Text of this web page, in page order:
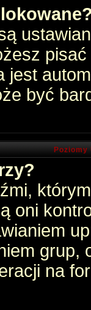
jest
być
oni
grup,
na